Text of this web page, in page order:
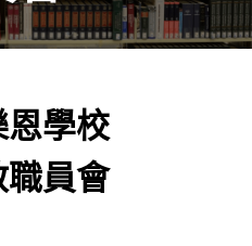
恩學校
員會